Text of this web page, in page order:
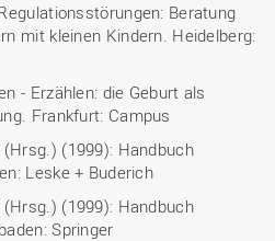
Beratung
mit kleinen Kindern. Heidelberg:
- Erzählen: die Geburt als
Frankfurt: Campus
(1999): Handbuch
Leske + Buderich
(1999): Handbuch
Springer